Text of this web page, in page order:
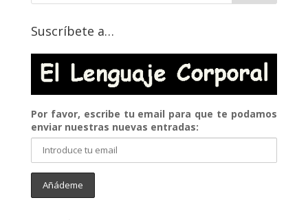
Suscríbete a…
Por favor, escribe tu email para que te podamos
enviar nuestras nuevas entradas: